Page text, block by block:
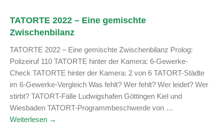
TATORTE 2022 – Eine gemischte
Zwischenbilanz
TATORTE 2022 – Eine gemischte Zwischenbilanz Prolog:
Polizeiruf 110 TATORTE hinter der Kamera: 6-Gewerke-
Check TATORTE hinter der Kamera: 2 von 6 TATORT-Städte
im 6-Gewerke-Vergleich Was fehlt? Wer fehlt? Wer leidet? Wer
stirbt? TATORT-Fälle Ludwigshafen Göttingen Kiel und
Wiesbaden TATORT-Programmbeschwerde von …
Weiterlesen →